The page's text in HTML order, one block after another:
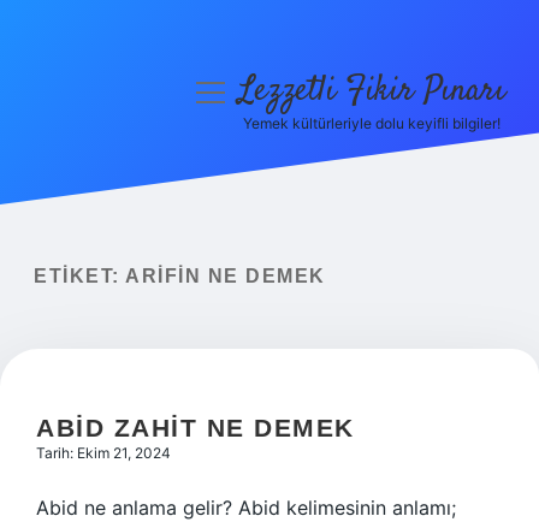
Yasal Uyarı
menüyüLezzetli Fikir Pınarı
Yemek kültürleriyle dolu keyifli bilgiler!
ETIKET: ARIFIN NE DEMEK
ABID ZAHIT NE DEMEK
Tarih: Ekim 21, 2024
Abid ne anlama gelir? Abid kelimesinin anlamı;